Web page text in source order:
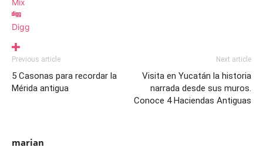
Mix
Digg
Previous article
5 Casonas para recordar la
Mérida antigua
Next article
Visita en Yucatán la historia
narrada desde sus muros.
Conoce 4 Haciendas Antiguas
marian